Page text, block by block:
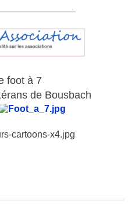
foot à 7
de Bousbach